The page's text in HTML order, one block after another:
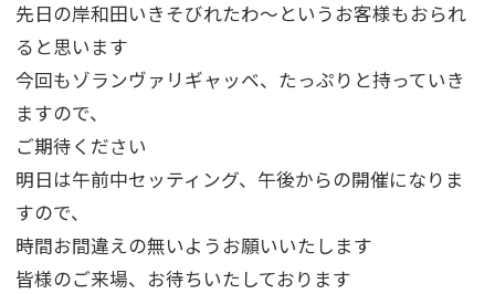
先日の岸和田いきそびれたわ～というお客様もおられ
ると思います
今回もゾランヴァリギャッベ、たっぷりと持っていき
ますので、
ご期待ください
明日は午前中セッティング、午後からの開催になりま
すので、
時間お間違えの無いようお願いいたします
皆様のご来場、お待ちいたしております